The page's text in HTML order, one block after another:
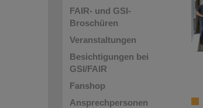
FAIR- und GSI-
Broschüren
Veranstaltungen
Besichtigungen bei
GSI/FAIR
Fanshop
Ansprechpersonen